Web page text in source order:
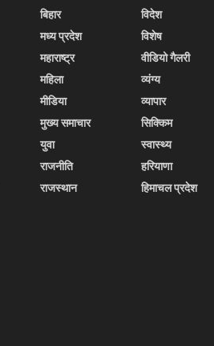
बिहार
मध्य प्रदेश
महाराष्ट्र
महिला
मीडिया
मुख्य समाचार
युवा
राजनीति
राजस्थान
विदेश
विशेष
वीडियो गैलरी
व्यंग्य
व्यापार
सिक्किम
स्वास्थ्य
हरियाणा
हिमाचल प्रदेश